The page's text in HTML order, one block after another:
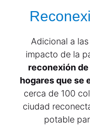
Adicional a
impacto de la
reconexión
hogares que se
cerca de 100
ciudad
potable